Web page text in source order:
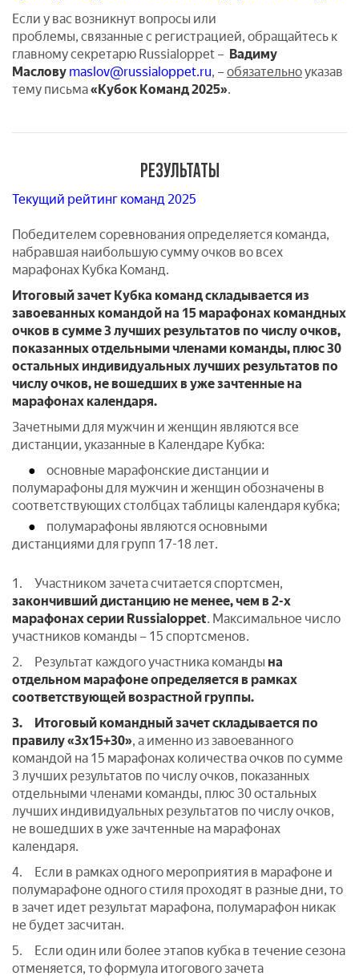
Если у вас возникнут вопросы или
проблемы, связанные с регистрацией, обращайтесь к
главному секретарю Russialoppet – Вадиму
Маслову maslov@russialoppet.ru, –обязательноуказав
тему письма«Кубок Команд 2025».
РЕЗУЛЬТАТЫ
Текущий рейтинг команд 2025
Победителем соревнования определяется команда,
набравшая наибольшую сумму очков во всех
марафонах Кубка Команд.
Итоговый зачет Кубка команд складывается из
завоеванных командой на 15 марафонах командных
очков в сумме 3 лучших результатов по числу очков,
показанных отдельными членами команды, плюс 30
остальных индивидуальных лучших результатов по
числу очков, не вошедших в уже зачтенные на
марафонах календаря.
Зачетными для мужчин и женщин являются все
дистанции, указанные в Календаре Кубка:
основные марафонские дистанции и
полумарафоны для мужчин и женщин обозначены в
соответствующих столбцах таблицы календаря кубка;
полумарафоны являются основными
дистанциями для групп 17-18 лет.
1. Участником зачета считается спортсмен,
закончивший дистанцию не менее, чем в 2-х
марафонах серии Russialoppet. Максимальное число
участников команды – 15 спортсменов.
2. Результат каждого участника команды на
отдельном марафонеопределяется в рамках
соответствующей возрастной группы.
3. Итоговый командный зачет складывается по
правилу «3х15+30», а именно из завоеванного
командой на 15 марафонах количества очков по сумме
3 лучших результатов по числу очков, показанных
отдельными членами команды, плюс 30 остальных
лучших индивидуальных результатов по числу очков,
не вошедших в уже зачтенные на марафонах
календаря.
4. Если в рамках одного мероприятия в марафоне и
полумарафоне одного стиля проходят в разные дни, то
в зачет идет результат марафона, полумарафон никак
не будет засчитан.
5. Если один или более этапов кубка в течение сезона
отменяется, то формула итогового зачета